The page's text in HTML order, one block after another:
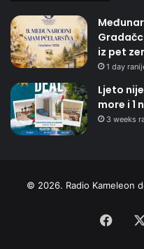
iz pet
1 day
Ljeto
more i 1
3 weeks
© 2026. Radio Kameleon